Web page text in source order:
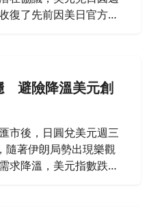
復了先前因美日官方干
避險降溫美元創
市後，日圓兌美元週三
隨著伊朗局勢出現樂觀
求降溫，美元指數跌至